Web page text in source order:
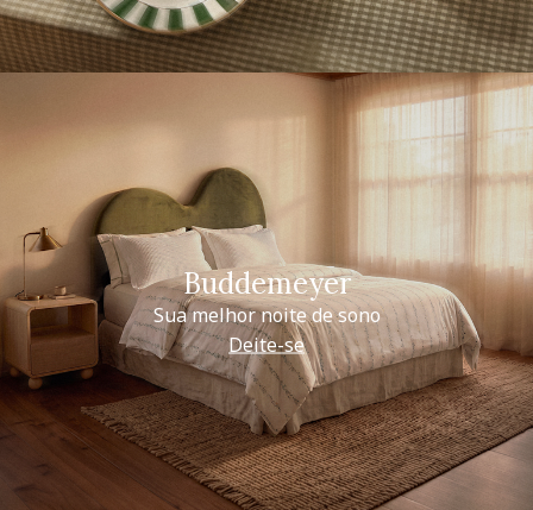
Buddemeyer
Sua melhor noite de sono
Deite-se